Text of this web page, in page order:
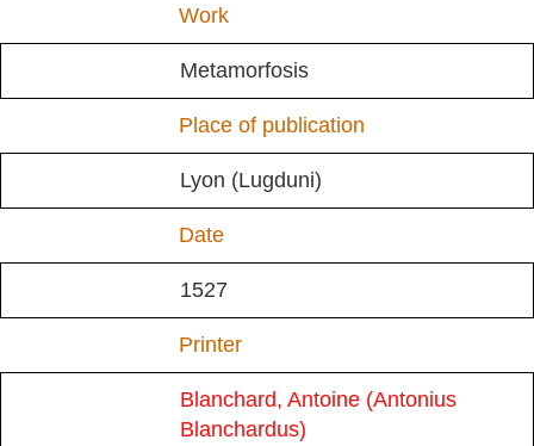
Work
Metamorfosis
Place of publication
Lyon (Lugduni)
Date
1527
Printer
Blanchard, Antoine (Antonius
Blanchardus)